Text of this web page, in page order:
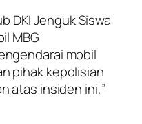
DKI Jenguk Siswa
MBG
mobil
pihak kepolisian
atas insiden ini,”